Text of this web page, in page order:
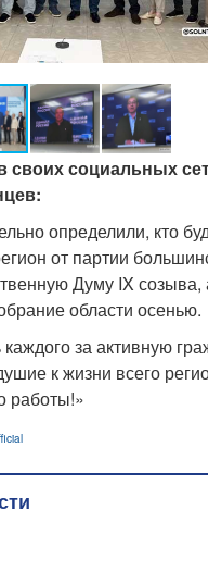
социальных
определили, кто
от партии
Думу IX созыва,
области осенью.
за активную
к жизни всего
работы!»